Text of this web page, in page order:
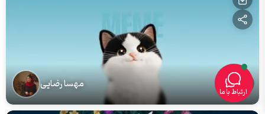
گربه مهسا رضایی ارتباط با ما